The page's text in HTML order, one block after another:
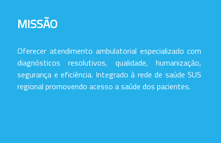
MISSÃO
Oferecer atendimento ambulatorial especializado com
diagnósticos resolutivos, qualidade, humanização,
segurança e eficiência. Integrado à rede de saúde SUS
regional promovendo acesso a saúde dos pacientes.